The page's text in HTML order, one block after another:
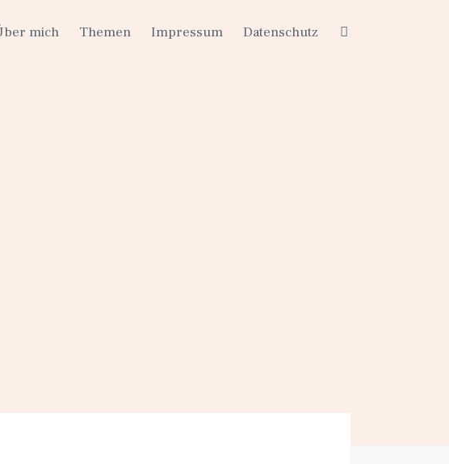
mich Themen Impressum Datenschutz